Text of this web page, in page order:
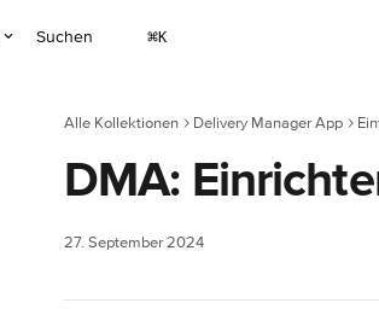
Suchen ⌘K
Alle Kollektionen Delivery Manager App
DMA:
27. September 2024